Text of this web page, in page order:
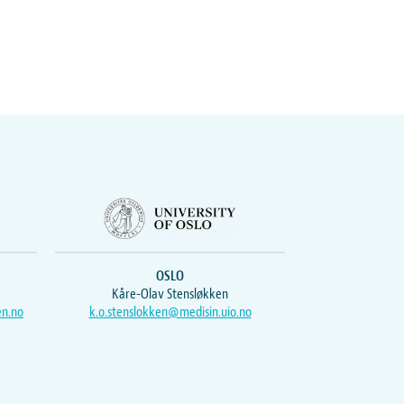
OSLO
Kåre-Olav Stensløkken
k.o.stenslokken@medisin.uio.no